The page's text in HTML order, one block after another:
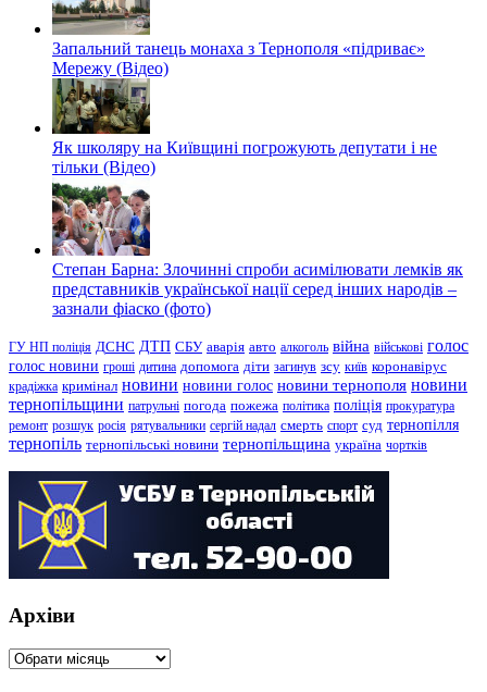
Запальний танець монаха з Тернополя «підриває»
Мережу (Відео)
Як школяру на Київщині погрожують депутати і не
тільки (Відео)
Степан Барна: Злочинні спроби асимілювати лемків як
представників української нації серед інших народів –
зазнали фіаско (фото)
ГУ НП поліція ДСНС ДТП СБУ аварія авто алкоголь війна військові голос
голос новини гроші дитина допомога діти загинув зсу київ коронавірус
крадіжка кримінал новини новини голос новини тернополя новини
тернопільщини патрульні погода пожежа політика поліція прокуратура
ремонт розшук росія рятувальники сергій надал смерть спорт суд тернопілля
тернопіль тернопільські новини тернопільщина україна чортків
Архіви
Архіви